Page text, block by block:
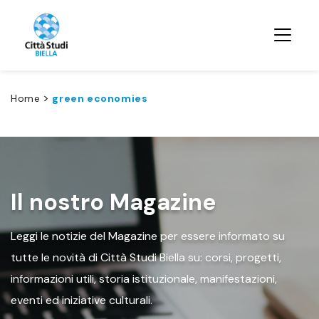
Home > green economies
Il nostro Magazine
Leggi le notizie del Magazine per essere informato su
tutte le novità di Città Studi Biella su: corsi, progetti,
informazioni utili, storia istituzionale, manifestazioni,
eventi ed iniziative culturali.